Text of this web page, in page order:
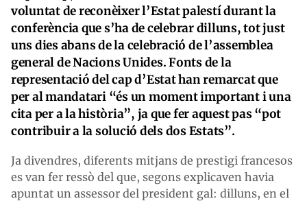
voluntat de reconèixer l’Estat palestí durant la
conferència que s’ha de celebrar dilluns, tot just
uns dies abans de la celebració de l’assemblea
general de Nacions Unides. Fonts de la
representació del cap d’Estat han remarcat que
per al mandatari “és un moment important i una
cita per a la història”, ja que fer aquest pas “pot
contribuir a la solució dels dos Estats”.
Ja divendres, diferents mitjans de prestigi francesos
es van fer ressò del que, segons explicaven havia
apuntat un assessor del president gal: dilluns, en el